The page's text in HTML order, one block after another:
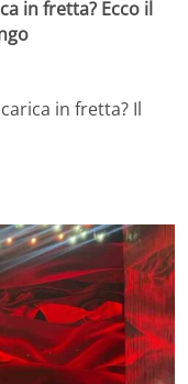
in fretta? Ecco il
in fretta? Il